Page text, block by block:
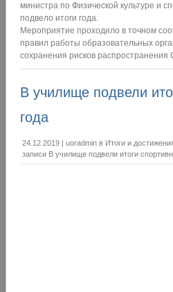
министра по Физической культуре и
подвело итоги года.
Мероприятие проходило в точном
правил работы образовательных
сохранения рисков распространения
В училище подвели
года
24.12.2019 uoradmin в Итоги и
записи В училище подвели итоги